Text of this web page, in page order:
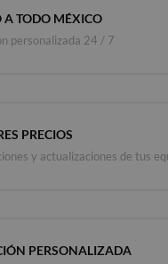
A TODO MÉXICO
personalizada 24 / 7
PRECIOS
y actualizaciones de tus
PERSONALIZADA